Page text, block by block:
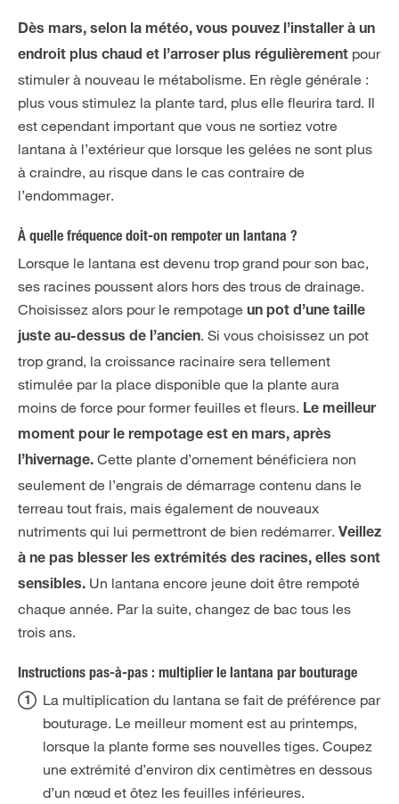
Dès mars, selon la météo, vous pouvez l’installer à un
endroit plus chaud et l’arroser plus régulièrement pour
stimuler à nouveau le métabolisme. En règle générale :
plus vous stimulez la plante tard, plus elle fleurira tard. Il
est cependant important que vous ne sortiez votre
lantana à l’extérieur que lorsque les gelées ne sont plus
à craindre, au risque dans le cas contraire de
l’endommager.
À quelle fréquence doit-on rempoter un lantana ?
Lorsque le lantana est devenu trop grand pour son bac,
ses racines poussent alors hors des trous de drainage.
Choisissez alors pour le rempotage un pot d’une taille
juste au-dessus de l’ancien. Si vous choisissez un pot
trop grand, la croissance racinaire sera tellement
stimulée par la place disponible que la plante aura
moins de force pour former feuilles et fleurs. Le meilleur
moment pour le rempotage est en mars, après
l’hivernage. Cette plante d’ornement bénéficiera non
seulement de l’engrais de démarrage contenu dans le
terreau tout frais, mais également de nouveaux
nutriments qui lui permettront de bien redémarrer. Veillez
à ne pas blesser les extrémités des racines, elles sont
sensibles. Un lantana encore jeune doit être rempoté
chaque année. Par la suite, changez de bac tous les
trois ans.
Instructions pas-à-pas : multiplier le lantana par bouturage
La multiplication du lantana se fait de préférence par
bouturage. Le meilleur moment est au printemps,
lorsque la plante forme ses nouvelles tiges. Coupez
une extrémité d’environ dix centimètres en dessous
d’un nœud et ôtez les feuilles inférieures.